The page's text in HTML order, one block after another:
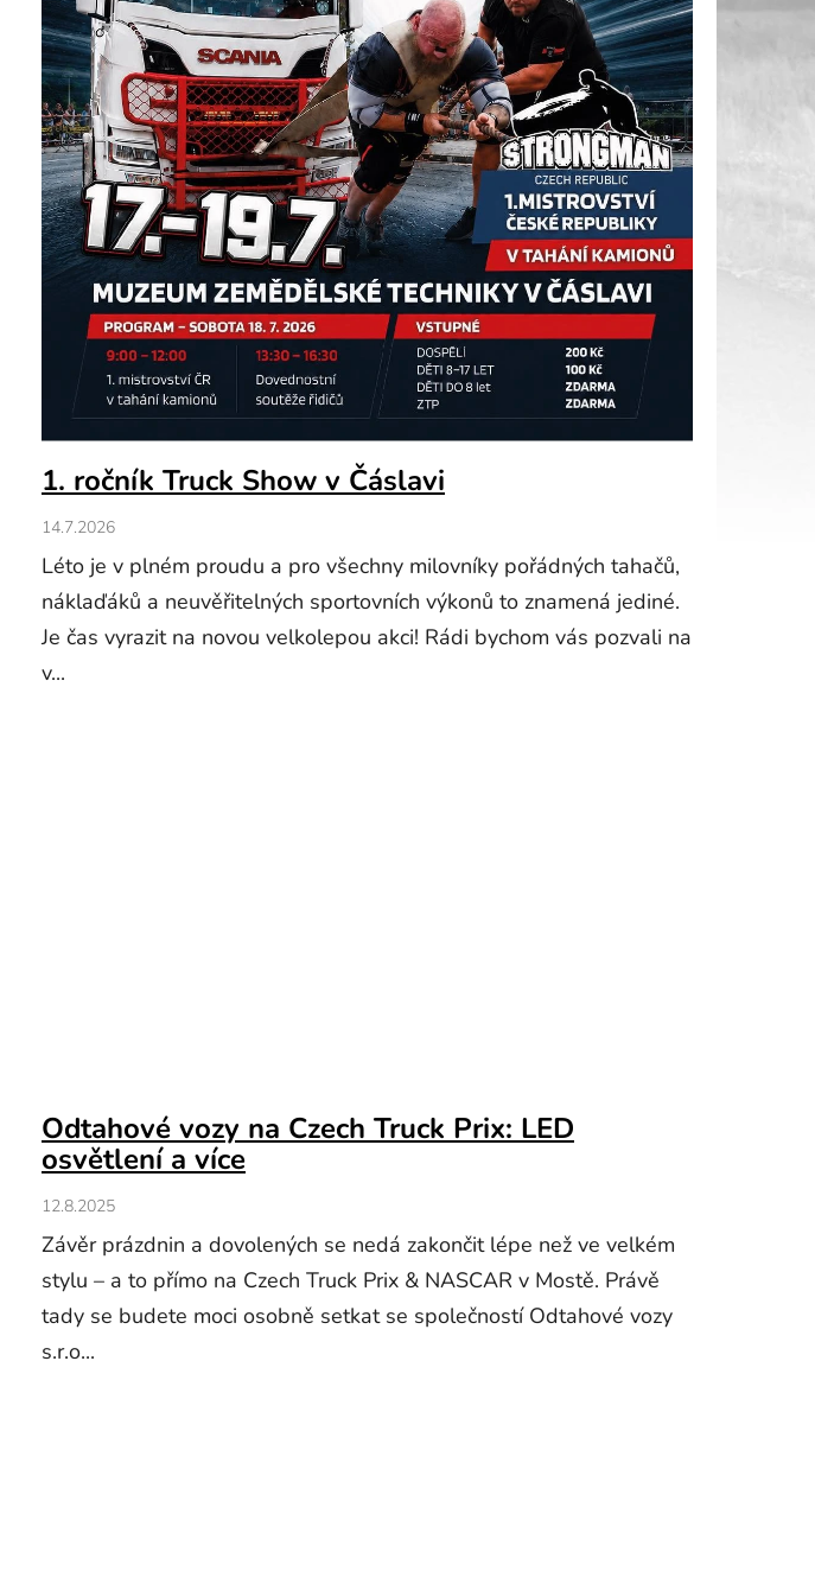
1. ročník Truck Show v Čáslavi
14.7.2026
Léto je v plném proudu a pro všechny milovníky pořádných tahačů,
náklaďáků a neuvěřitelných sportovních výkonů to znamená jediné.
Je čas vyrazit na novou velkolepou akci! Rádi bychom vás pozvali na
v...
Odtahové vozy na Czech Truck Prix: LED
osvětlení a více
12.8.2025
Závěr prázdnin a dovolených se nedá zakončit lépe než ve velkém
stylu – a to přímo na Czech Truck Prix & NASCAR v Mostě. Právě
tady se budete moci osobně setkat se společností Odtahové vozy
s.r.o...